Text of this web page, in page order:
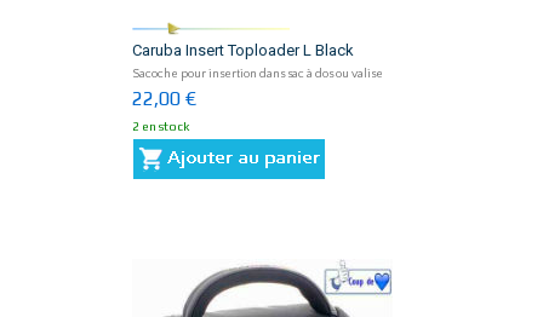
Caruba Insert Toploader L Black
Sacoche pour insertion dans sac à dos ou valise
22,00 €
2 en stock